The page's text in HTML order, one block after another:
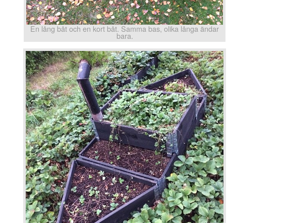
En lång båt och en kort båt. Samma bas, olika långa ändar
bara.